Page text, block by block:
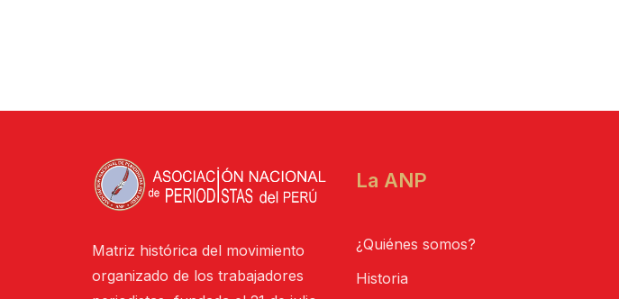
Matriz histórica del movimiento
organizado de los trabajadores
La ANP
¿Quiénes somos?
Historia